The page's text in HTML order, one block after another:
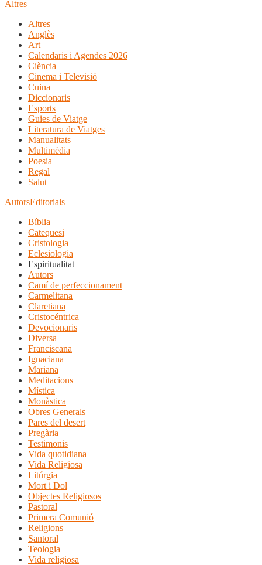
Altres
Altres
Anglès
Art
Calendaris i Agendes 2026
Ciència
Cinema i Televisió
Cuina
Diccionaris
Esports
Guies de Viatge
Literatura de Viatges
Manualitats
Multimèdia
Poesia
Regal
Salut
AutorsEditorials
Bíblia
Catequesi
Cristologia
Eclesiologia
Espiritualitat
Autors
Camí de perfeccionament
Carmelitana
Claretiana
Cristocéntrica
Devocionaris
Diversa
Franciscana
Ignaciana
Mariana
Meditacions
Mística
Monàstica
Obres Generals
Pares del desert
Pregària
Testimonis
Vida quotidiana
Vida Religiosa
Litúrgia
Mort i Dol
Objectes Religiosos
Pastoral
Primera Comunió
Religions
Santoral
Teologia
Vida religiosa